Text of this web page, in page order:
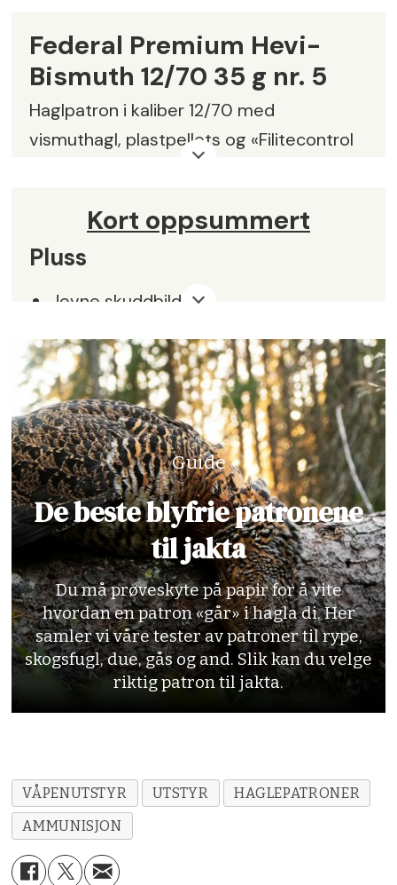
Federal Premium Hevi-
Bismuth 12/70 35 g nr. 5
Haglpatron i kaliber 12/70 med
vismuthagl, plastpellets og «Filitecontrol
Haglladning:35 gram
Utgangshastighet:
Haglstørrelse:2,84 mm (+/-) US nr. 5
Hagl egenvekt:ca. 9,6 g/cm³
Culot:16 mm
Antall hagl:270 stk
Svermdiameter:20m/1/4 choke: ca 68
cm
Pris:kr 55,96 pr. stk.
Leverandør:Schou Våpen AS,
schouvapen.no
Kort oppsummert
Pluss
Jevne skuddbilder
Høy hastighet
Noe å tenke på
Mye knusing ved treff
Ujevne hagl
Kraftig rekyl
Karakter: 3.5
Guide
De beste blyfrie patronene
til jakta
Du må prøveskyte på papir for å vite
hvordan en patron «går» i hagla di. Her
samler vi våre tester av patroner til rype,
skogsfugl, due, gås og and. Slik kan du velge
riktig patron til jakta.
VÅPENUTSTYR UTSTYR
HAGLEPATRONER
AMMUNISJON